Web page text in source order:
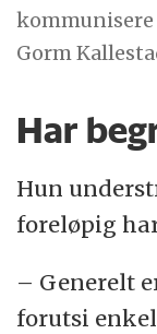
Gorm
Har
Hun
foreløpig
– Generelt
forutsi